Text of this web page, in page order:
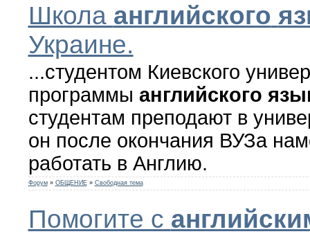
Школа английского
Украине.
...студентом Киевского
программы английского
студентам преподают в
он после окончания ВУЗа
работать в Англию.
Форум » ОБЩЕНИЕ » Свободная тема
Помогите с